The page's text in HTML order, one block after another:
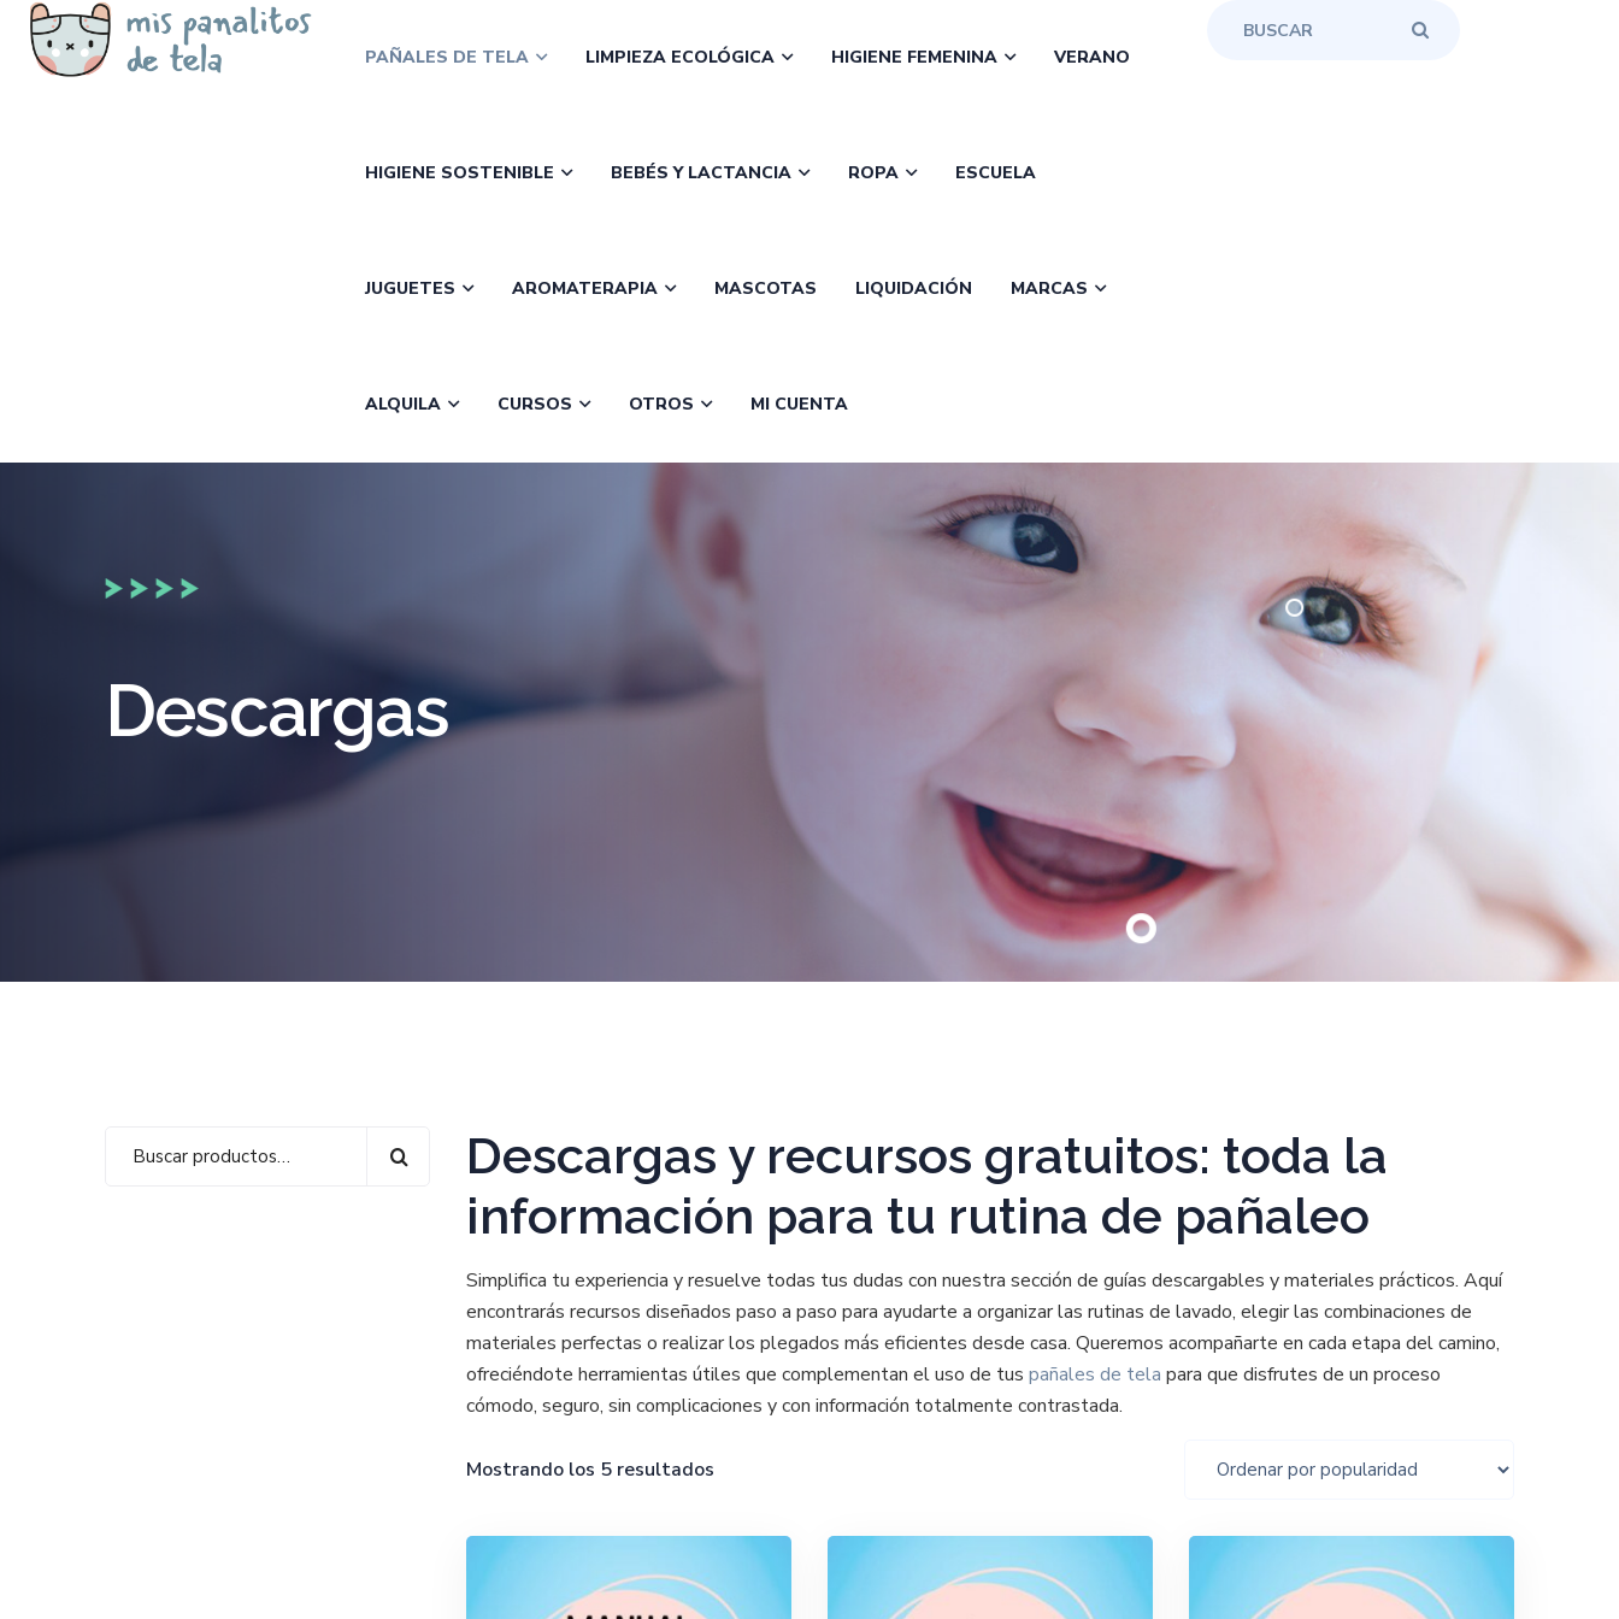
PAÑALES DE TELA LIMPIEZA ECOLÓGICA HIGIENE FEMENINA VERANO
HIGIENE SOSTENIBLE BEBÉS Y LACTANCIA ROPA ESCUELA
JUGUETES AROMATERAPIA MASCOTAS LIQUIDACIÓN MARCAS
ALQUILA CURSOS OTROS MI CUENTA
Descargas
Descargas y recursos gratuitos: toda la
información para tu rutina de pañaleo
Simplifica tu experiencia y resuelve todas tus dudas con nuestra sección de guías descargables y materiales prácticos. Aquí
encontrarás recursos diseñados paso a paso para ayudarte a organizar las rutinas de lavado, elegir las combinaciones de
materiales perfectas o realizar los plegados más eficientes desde casa. Queremos acompañarte en cada etapa del camino,
ofreciéndote herramientas útiles que complementan el uso de tus pañales de tela para que disfrutes de un proceso
cómodo, seguro, sin complicaciones y con información totalmente contrastada.
Mostrando los 5 resultados